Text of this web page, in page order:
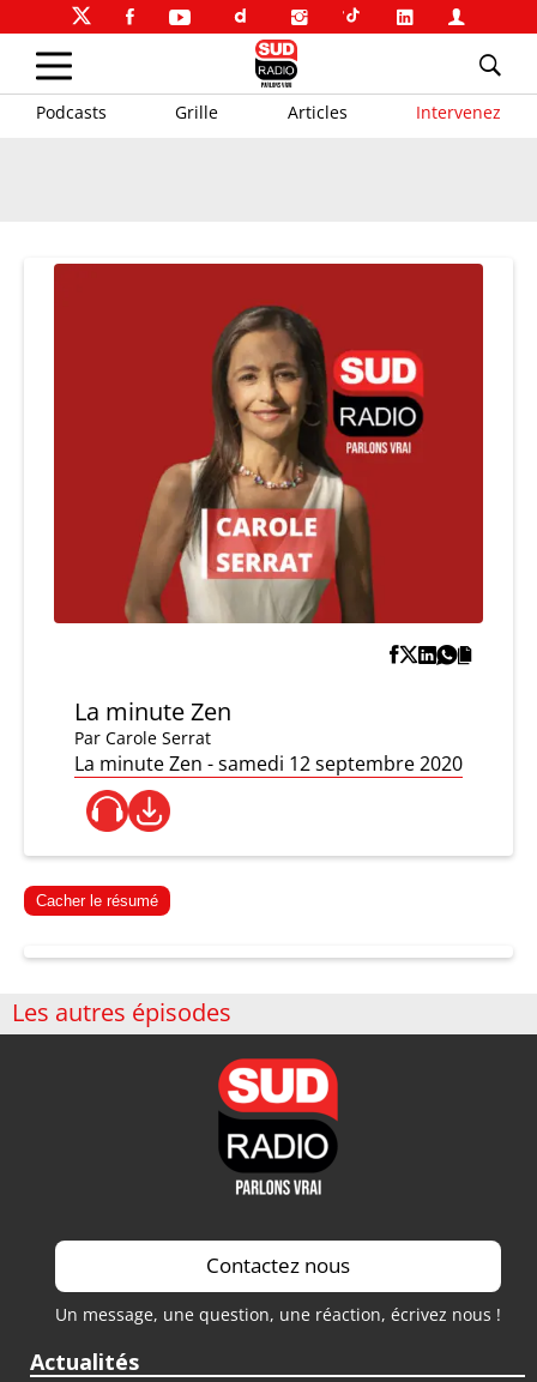
Podcasts Grille Articles Intervenez
La minute Zen
Par Carole Serrat
La minute Zen - samedi 12 septembre 2020
Cacher le résumé
Les autres épisodes
Contactez nous
Un message, une question, une réaction, écrivez nous !
Actualités